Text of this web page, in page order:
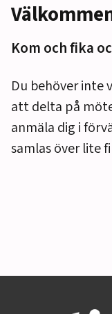
Kom och fika
Du behöver inte
att delta på
anmäla dig i
samlas över lite